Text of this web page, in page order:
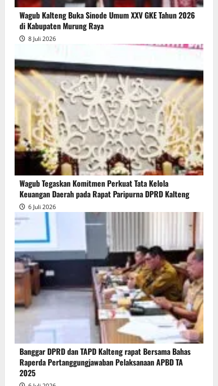
Wagub Kalteng Buka Sinode Umum XXV GKE Tahun 2026
di Kabupaten Murung Raya
8 Juli 2026
Wagub Tegaskan Komitmen Perkuat Tata Kelola
Keuangan Daerah pada Rapat Paripurna DPRD Kalteng
6 Juli 2026
Banggar DPRD dan TAPD Kalteng rapat Bersama Bahas
Raperda Pertanggungjawaban Pelaksanaan APBD TA
2025